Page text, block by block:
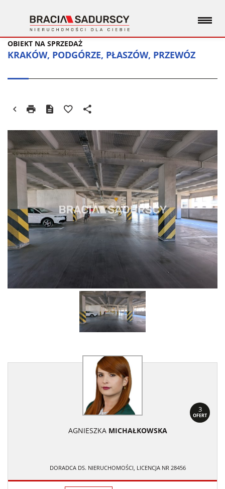
KRAKÓW, PODGÓRZE, PŁASZÓW, PRZEWÓZ
OBIEKT NA SPRZEDAŻ
3
OFERT
AGNIESZKA MICHAŁKOWSKA
DORADCA DS. NIERUCHOMOŚCI, LICENCJA NR 28456